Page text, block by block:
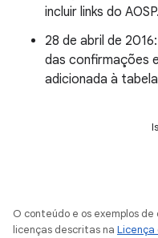
incluir links do AOSP.
28 de abril de
das confirmações
adicionada à
O conteúdo e os exemplos
licenças descritas na Licença